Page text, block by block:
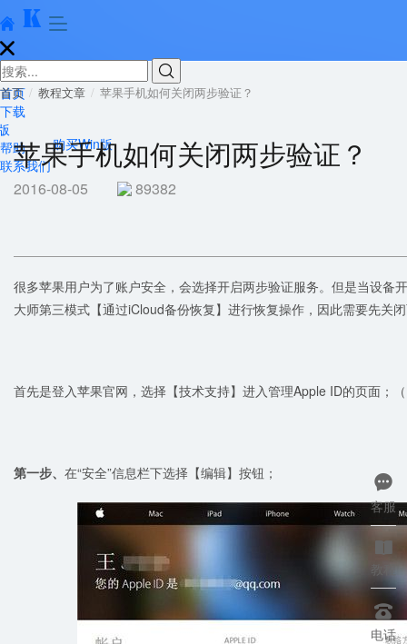
  


首页
下载
购买Win版
帮助
联系我们
首页 教程文章 苹果手机如何关闭两步验证？
苹果手机如何关闭两步验证？
2016-08-05 89382
很多苹果用户为了账户安全，会选择开启两步验证服务。但是当设备
大师第三模式【通过iCloud备份恢复】进行恢复操作，因此需要先关
首先是登入苹果官网，选择【技术支持】进入管理Apple ID的页面；（
第一步、 在“安全”信息栏下选择【编辑】按钮； 
客服

教程

电话